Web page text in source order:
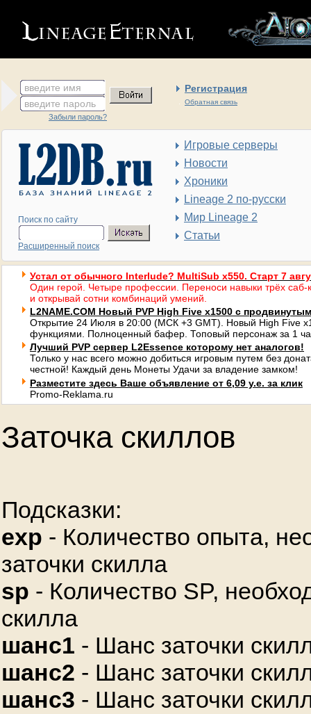
введите имя Регистрация
Обратная связь
введите пароль
Забыли пароль?
Поиск по сайту
Расширенный поиск
Игровые серверы
Новости
Хроники
Lineage 2 по-русски
Мир Lineage 2
Статьи
Устал от обычного Interlude? MultiSub x550. Старт 7
Один герой. Четыре профессии. Переноси навыки трёх саб-
и открывай сотни комбинаций умений.
L2NAME.COM Новый PVP High Five x1500 с
Открытие 24 Июля в 20:00 (МСК +3 GMT). Новый High Five
функциями. Полноценный бафер. Топовый персонаж за 1
Лучший PVP сервер L2Essence которому нет аналогов!
Только у нас всего можно добиться игровым путем без
честной! Каждый день Монеты Удачи за владение замком!
Разместите здесь Ваше объявление от 6,09 у.е. за клик
Promo-Reklama.ru
Заточка скиллов
Подсказки:
exp - Количество опыта,
заточки скилла
sp - Количество SP,
скилла
шанс1 - Шанс заточки
шанс2 - Шанс заточки
шанс3 - Шанс заточки